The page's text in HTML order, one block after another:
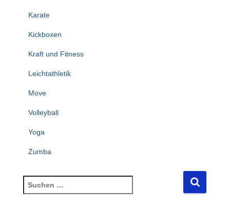
Karate
Kickboxen
Kraft und Fitness
Leichtathletik
Move
Volleyball
Yoga
Zumba
u